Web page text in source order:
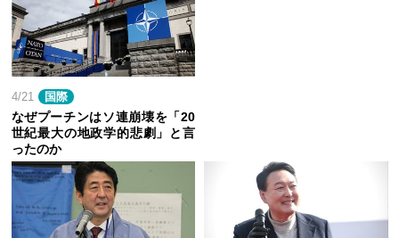
4/21 国際
なぜプーチンはソ連崩壊を「20
世紀最大の地政学的悲劇」と言
ったのか